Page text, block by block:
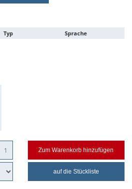
Typ
Sprache
Zum Warenkorb hinzufügen
auf die Stückliste